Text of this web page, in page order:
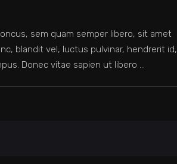
sem quam semper libero, sit amet
blandit vel, luctus pulvinar, hendrerit id,
Donec vitae sapien ut libero